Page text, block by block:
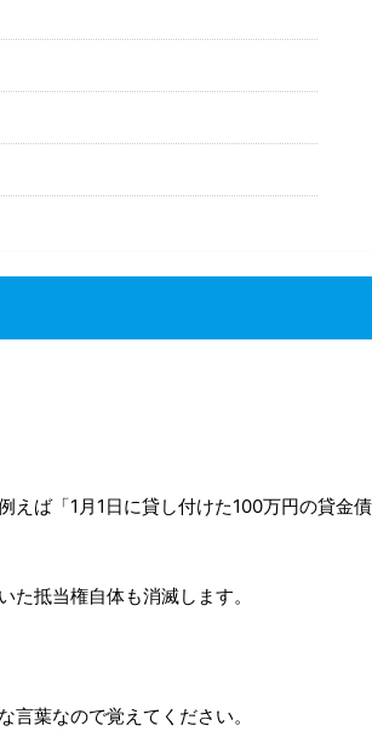
えば「1月1日に貸し付けた100万円の貸金債
抵当権自体も消滅します。
葉なので覚えてください。